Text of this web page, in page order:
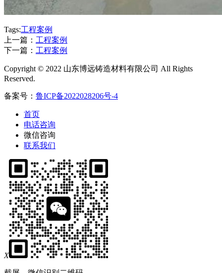
Tags:工程案例
上一篇： 工程案例
下一篇： 工程案例
Copyright © 2022 山东博远铸造材料有限公司 All Rights
Reserved.
备案号： 鲁ICP备2022028206号-4
首页
电话咨询
微信咨询
联系我们
X